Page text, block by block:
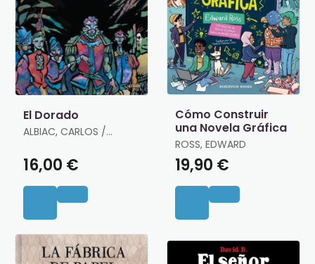
El Dorado
ALBIAC, CARLOS /
16,00 €
Cómo Construir
una Novela Gráfica
ROSS, EDWARD
19,90 €